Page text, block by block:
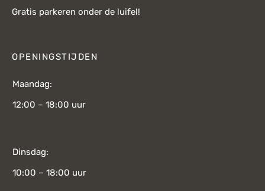
Gratis parkeren onder de luifel!
OPENINGSTIJDEN
Maandag:
12:00 – 18:00 uur
Dinsdag:
10:00 – 18:00 uur